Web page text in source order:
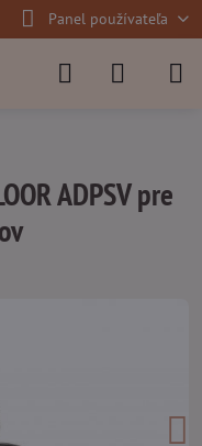
Panel používateľa
ADPSV pre